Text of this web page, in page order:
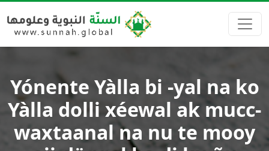
Yónente Yàlla bi -yal na ko
Yàlla dolli xéewal ak mucc-
waxtaanal na nu te mooy